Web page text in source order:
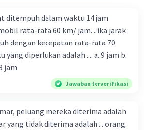
ditempuh dalam waktu 14 jam
rata-rata 60 km/ jam. Jika jarak
dengan kecepatan rata-rata 70
diperlukan adalah .... a. 9 jam b.
jam d. 18 jam
Jawaban terverifikasi
peluang mereka diterima adalah
yang tidak diterima adalah ... orang.